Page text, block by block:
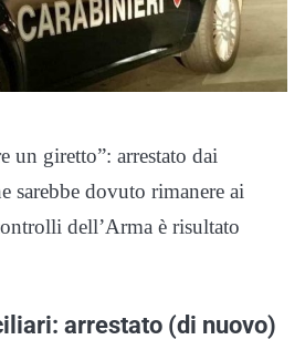
un giretto”: arrestato dai
sarebbe dovuto rimanere ai
dell’Arma è risultato
arrestato (di nuovo)